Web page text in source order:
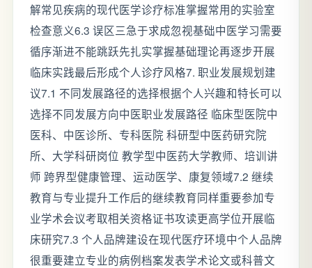
解常见疾病的现代医学诊疗标准掌握常用的实验室
检查意义6.3 误区三急于求成忽视基础中医学习需要
循序渐进不能跳跃先扎实掌握基础理论再逐步开展
临床实践最后形成个人诊疗风格7. 职业发展规划建
议7.1 不同发展路径的选择根据个人兴趣和特长可以
选择不同发展方向中医职业发展路径 临床型医院中
医科、中医诊所、专科医院 科研型中医药研究院
所、大学科研岗位 教学型中医药大学教师、培训讲
师 跨界型健康管理、运动医学、康复领域7.2 继续
教育与专业提升工作后的继续教育同样重要参加专
业学术会议考取相关资格证书攻读更高学位开展临
床研究7.3 个人品牌建设在现代医疗环境中个人品牌
很重要建立专业的病例档案发表学术论文或科普文